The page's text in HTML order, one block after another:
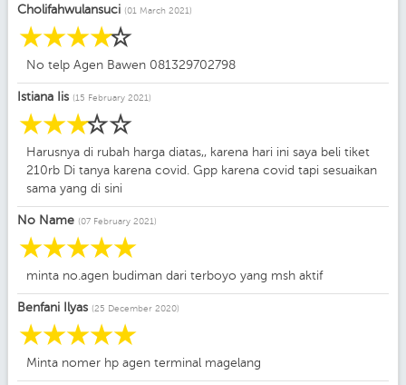
Cholifahwulansuci (01 March 2021)
☆
☆
☆
☆
☆
No telp Agen Bawen 081329702798
Istiana Iis (15 February 2021)
☆
☆
☆
☆
☆
Harusnya di rubah harga diatas,, karena hari ini saya beli tiket
210rb Di tanya karena covid. Gpp karena covid tapi sesuaikan
sama yang di sini
No Name (07 February 2021)
☆
☆
☆
☆
☆
minta no.agen budiman dari terboyo yang msh aktif
Benfani Ilyas (25 December 2020)
☆
☆
☆
☆
☆
Minta nomer hp agen terminal magelang